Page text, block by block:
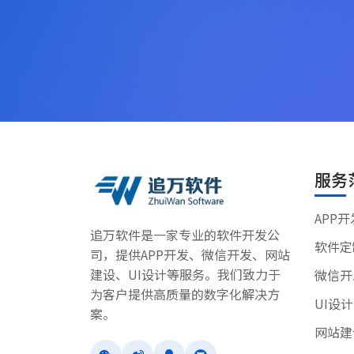
追万软件是一家专业的软件开发公
司，提供APP开发、微信开发、网站
建设、UI设计等服务。我们致力于
为客户提供高质量的数字化解决方
案。
服务
APP开
软件
微信
UI设计
网站